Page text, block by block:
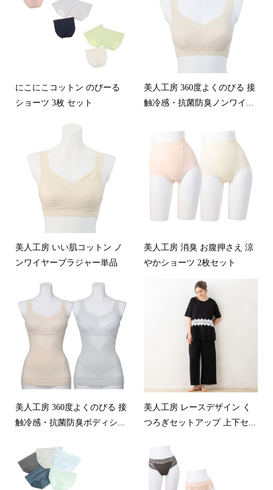
にこにこコットン のびーる
ショーツ 3枚 セット
美人工房 360度よくのびる 接
触冷感・抗菌防臭ノンワイ...
美人工房 いい肌コットン ノ
ンワイヤーブラジャー単品
美人工房 消臭 お腹押さえ 涼
やかショーツ 2枚セット
美人工房 360度よくのびる 接
触冷感・抗菌防臭ボディシ...
美人工房 レースデザイン く
つろぎセットアップ 上下セ...